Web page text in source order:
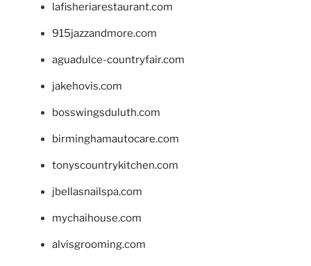
lafisheriarestaurant.com
915jazzandmore.com
aguadulce-countryfair.com
jakehovis.com
bosswingsduluth.com
birminghamautocare.com
tonyscountrykitchen.com
jbellasnailspa.com
mychaihouse.com
alvisgrooming.com